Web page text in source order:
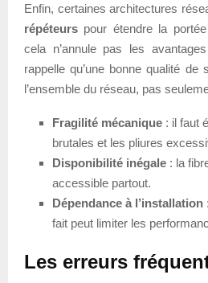
Enfin, certaines architectures
répéteurs pour étendre la
cela n’annule pas les
rappelle qu’une bonne qualité
l’ensemble du réseau, pas
Fragilité mécanique : il faut
brutales et les pliures
Disponibilité inégale : la
accessible partout.
Dépendance à l’installation
fait peut limiter les
Les erreurs